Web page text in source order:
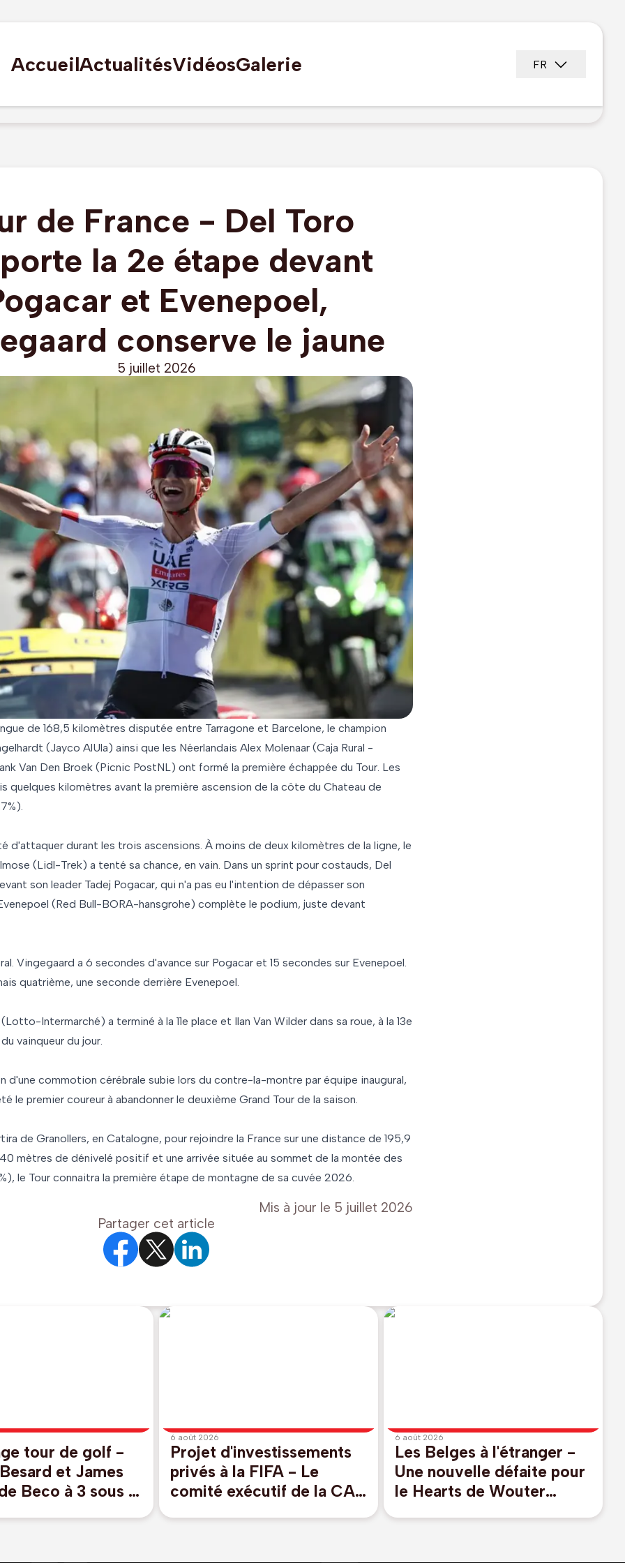
AccueilActualitésVidéosGalerie FR
de France - Del Toro
la 2e étape devant
et Evenepoel,
conserve le jaune
5 juillet 2026
de 168,5 kilomètres disputée entre Tarragone et Barcelone, le champion
(Jayco AlUla) ainsi que les Néerlandais Alex Molenaar (Caja Rural -
Van Den Broek (Picnic PostNL) ont formé la première échappée du Tour. Les
quelques kilomètres avant la première ascension de la côte du Chateau de
d'attaquer durant les trois ascensions. À moins de deux kilomètres de la ligne, le
(Lidl-Trek) a tenté sa chance, en vain. Dans un sprint pour costauds, Del
son leader Tadej Pogacar, qui n'a pas eu l'intention de dépasser son
(Red Bull-BORA-hansgrohe) complète le podium, juste devant
Vingegaard a 6 secondes d'avance sur Pogacar et 15 secondes sur Evenepoel.
quatrième, une seconde derrière Evenepoel.
Intermarché) a terminé à la 11e place et Ilan Van Wilder dans sa roue, à la 13e
vainqueur du jour.
d'une commotion cérébrale subie lors du contre-la-montre par équipe inaugural,
le premier coureur à abandonner le deuxième Grand Tour de la saison.
de Granollers, en Catalogne, pour rejoindre la France sur une distance de 195,9
mètres de dénivelé positif et une arrivée située au sommet de la montée des
le Tour connaitra la première étape de montagne de sa cuvée 2026.
Mis à jour le 5 juillet 2026
Partager cet article
tour de golf -
et James
Beco à 3 sous le
6 août 2026
Projet d'investissements
privés à la FIFA - Le
comité exécutif de la CAF
6 août 2026
Les Belges à l'étranger -
Une nouvelle défaite pour
le Hearts de Wouter